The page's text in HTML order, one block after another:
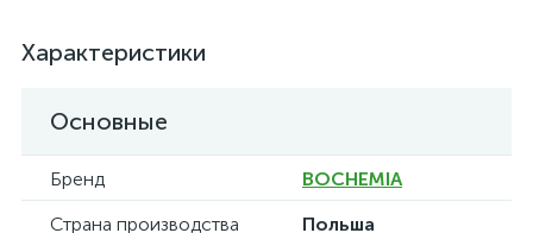
Характеристики
Основные
Бренд
BOCHEMIA
Страна производства
Польша